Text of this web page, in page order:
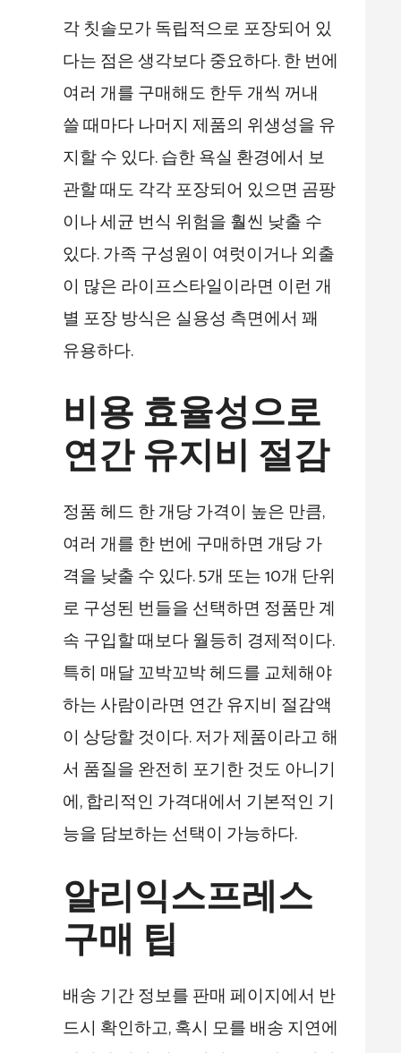
각 칫솔모가 독립적으로 포장되어 있
다는 점은 생각보다 중요하다. 한 번에
여러 개를 구매해도 한두 개씩 꺼내
쓸 때마다 나머지 제품의 위생성을 유
지할 수 있다. 습한 욕실 환경에서 보
관할 때도 각각 포장되어 있으면 곰팡
이나 세균 번식 위험을 훨씬 낮출 수
있다. 가족 구성원이 여럿이거나 외출
이 많은 라이프스타일이라면 이런 개
별 포장 방식은 실용성 측면에서 꽤
유용하다.
비용 효율성으로
연간 유지비 절감
정품 헤드 한 개당 가격이 높은 만큼,
여러 개를 한 번에 구매하면 개당 가
격을 낮출 수 있다. 5개 또는 10개 단위
로 구성된 번들을 선택하면 정품만 계
속 구입할 때보다 월등히 경제적이다.
특히 매달 꼬박꼬박 헤드를 교체해야
하는 사람이라면 연간 유지비 절감액
이 상당할 것이다. 저가 제품이라고 해
서 품질을 완전히 포기한 것도 아니기
에, 합리적인 가격대에서 기본적인 기
능을 담보하는 선택이 가능하다.
알리익스프레스
구매 팁
배송 기간 정보를 판매 페이지에서 반
드시 확인하고, 혹시 모를 배송 지연에